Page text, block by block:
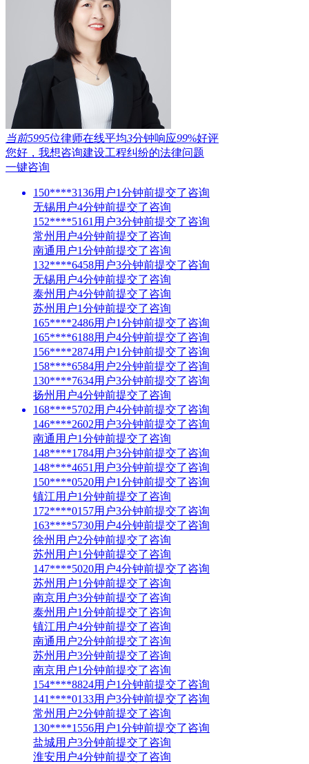
当前5995位律师在线平均3分钟响应99%好评
您好，我想咨询建设工程纠纷的法律问题
一键咨询
150****3136用户1分钟前提交了咨询
无锡用户4分钟前提交了咨询
152****5161用户3分钟前提交了咨询
常州用户4分钟前提交了咨询
南通用户1分钟前提交了咨询
132****6458用户3分钟前提交了咨询
无锡用户4分钟前提交了咨询
泰州用户4分钟前提交了咨询
苏州用户1分钟前提交了咨询
165****2486用户1分钟前提交了咨询
165****6188用户4分钟前提交了咨询
156****2874用户1分钟前提交了咨询
158****6584用户2分钟前提交了咨询
130****7634用户3分钟前提交了咨询
扬州用户4分钟前提交了咨询
168****5702用户4分钟前提交了咨询
146****2602用户3分钟前提交了咨询
南通用户1分钟前提交了咨询
148****1784用户3分钟前提交了咨询
148****4651用户3分钟前提交了咨询
150****0520用户1分钟前提交了咨询
镇江用户1分钟前提交了咨询
172****0157用户3分钟前提交了咨询
163****5730用户4分钟前提交了咨询
徐州用户2分钟前提交了咨询
苏州用户1分钟前提交了咨询
147****5020用户4分钟前提交了咨询
苏州用户1分钟前提交了咨询
南京用户3分钟前提交了咨询
泰州用户1分钟前提交了咨询
镇江用户4分钟前提交了咨询
南通用户2分钟前提交了咨询
苏州用户3分钟前提交了咨询
南京用户1分钟前提交了咨询
154****8824用户1分钟前提交了咨询
141****0133用户3分钟前提交了咨询
常州用户2分钟前提交了咨询
130****1556用户1分钟前提交了咨询
盐城用户3分钟前提交了咨询
淮安用户4分钟前提交了咨询